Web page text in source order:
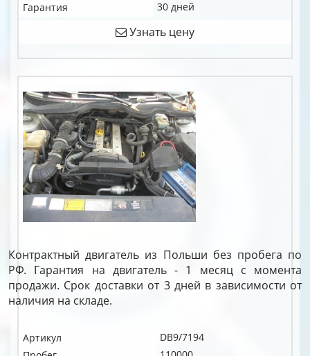
Гарантия
30 дней
Узнать цену
Контрактный двигатель из Польши без пробега по
РФ. Гарантия на двигатель - 1 месяц с момента
продажи. Срок доставки от 3 дней в зависимости от
наличия на складе.
Артикул
DB9/7194